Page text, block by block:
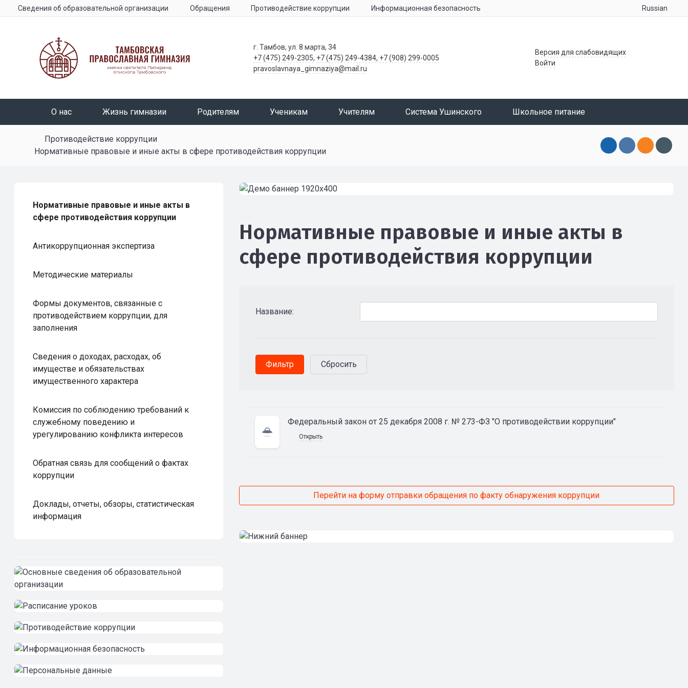
Сведения об образовательной организации Обращения Противодействие коррупции Информационная безопасность Russian
г. Тамбов, ул. 8 марта, 34
+7 (475) 249-2305, +7 (475) 249-4384, +7 (908) 299-0005
pravoslavnaya_gimnaziya@mail.ru
Версия для слабовидящих
Войти
О нас Жизнь гимназии Родителям Ученикам Учителям Система Ушинского Школьное питание
Противодействие коррупции
Нормативные правовые и иные акты в сфере противодействия коррупции
Нормативные правовые и иные акты в
сфере противодействия коррупции
Антикоррупционная экспертиза
Методические материалы
Формы документов, связанные с
противодействием коррупции, для
заполнения
Сведения о доходах, расходах, об
имуществе и обязательствах
имущественного характера
Комиссия по соблюдению требований к
служебному поведению и
урегулированию конфликта интересов
Обратная связь для сообщений о фактах
коррупции
Доклады, отчеты, обзоры, статистическая
информация
Нормативные правовые и иные акты в
сфере противодействия коррупции
Название:
Федеральный закон от 25 декабря 2008 г. № 273-ФЗ "О противодействии коррупции"
Открыть
Перейти на форму отправки обращения по факту обнаружения коррупции